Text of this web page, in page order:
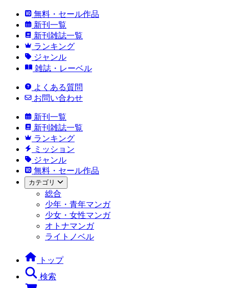
無料・セール作品
新刊一覧
新刊雑誌一覧
ランキング
ジャンル
雑誌・レーベル
よくある質問
お問い合わせ
新刊一覧
新刊雑誌一覧
ランキング
ミッション
ジャンル
無料・セール作品
カテゴリ
総合
少年・青年マンガ
少女・女性マンガ
オトナマンガ
ライトノベル
トップ
検索